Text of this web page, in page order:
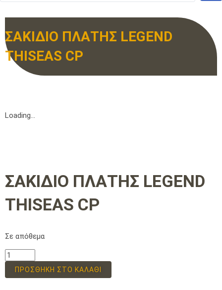
ΣΑΚΙΔΙΟ ΠΛΑΤΗΣ LEGEND
THISEAS CP
Loading...
ΣΑΚΙΔΙΟ ΠΛΑΤΗΣ LEGEND
THISEAS CP
Σε απόθεμα
ΠΡΟΣΘΉΚΗ ΣΤΟ ΚΑΛΆΘΙ